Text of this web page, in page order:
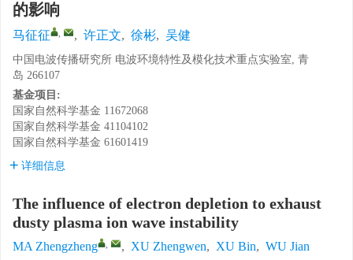
的影响
马征征 , , 许正文, 徐彬, 吴健
中国电波传播研究所 电波环境特性及模化技术重点实验室, 青
岛 266107
基金项目:
国家自然科学基金 11672068
国家自然科学基金 41104102
国家自然科学基金 61601419
详细信息
The influence of electron depletion to exhaust
dusty plasma ion wave instability
MA Zhengzheng , , XU Zhengwen, XU Bin, WU Jian